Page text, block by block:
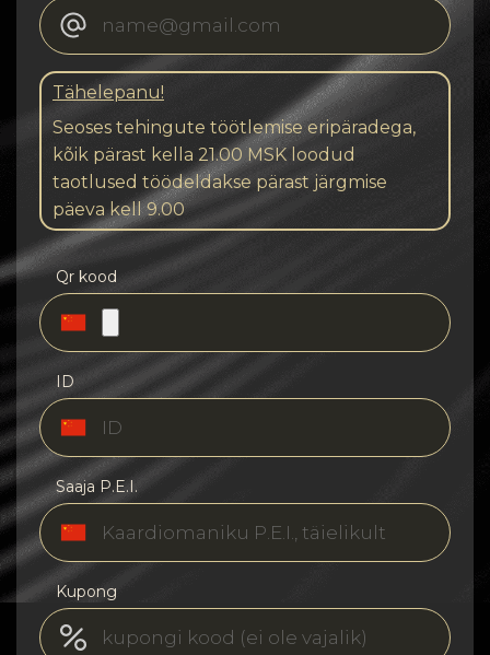
Tähelepanu!
Seoses tehingute töötlemise eripäradega,
kõik pärast kella 21.00 MSK loodud
taotlused töödeldakse pärast järgmise
päeva kell 9.00
Qr kood
ID
Saaja P.E.I.
Kupong